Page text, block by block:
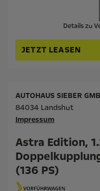
Details zu
JETZT LEASEN
Astra Edition,
(136 PS)
AUTOHAUS SIEBER
84034 Landshut
Impressum